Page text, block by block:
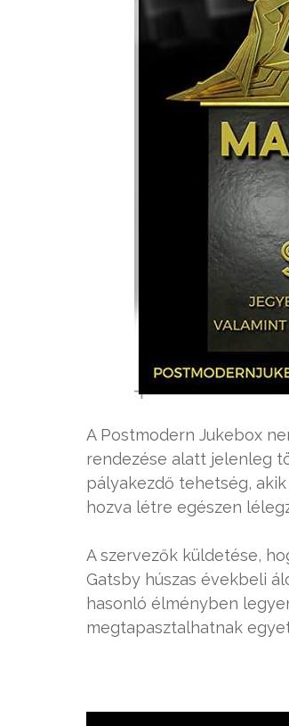
A Postmodern Jukebox
rendezése alatt jelenleg
pályakezdő tehetség,
hozva létre egészen
A szervezők küldetése,
Gatsby húszas évekbeli
hasonló élményben
megtapasztalhatnak